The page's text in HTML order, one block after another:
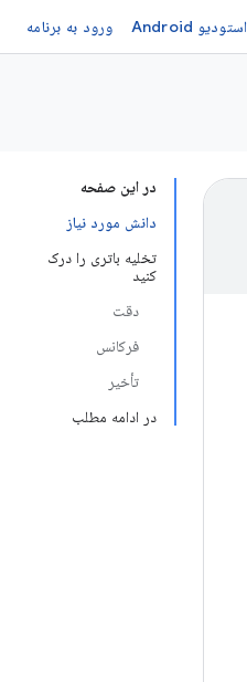
استودیو Android ورود به برنامه
در این صفحه
دانش مورد نیاز
تخلیه باتری را درک
کنید
دقت
فرکانس
تأخیر
در ادامه مطلب